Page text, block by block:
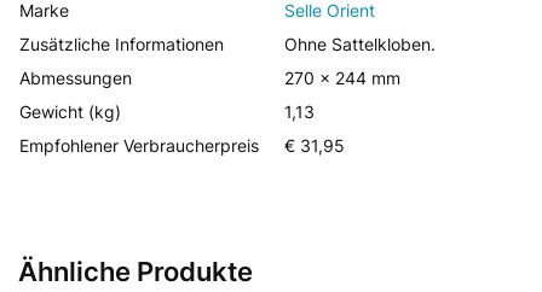
Marke
Selle Orient
Zusätzliche Informationen
Ohne Sattelkloben.
Abmessungen
270 x 244 mm
Gewicht (kg)
1,13
Empfohlener Verbraucherpreis
€ 31,95
Ähnliche Produkte